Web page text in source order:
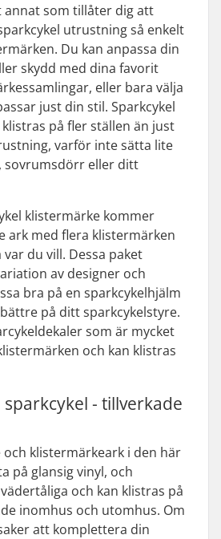
annat som tillåter dig att
utrustning så enkelt
Du kan anpassa din
skydd med dina favorit
eller bara välja
just din stil. Sparkcykel
på fler ställen än just
varför inte sätta lite
sovrumsdörr eller ditt
klistermärke kommer
ark med flera klistermärken
du vill. Dessa paket
av designer och
bra på en sparkcykelhjälm
på ditt sparkcykelstyre.
som är mycket
och kan klistras
- tillverkade
klistermärkeark i den här
på glansig vinyl, och
och kan klistras på
inomhus och utomhus. Om
att komplettera din